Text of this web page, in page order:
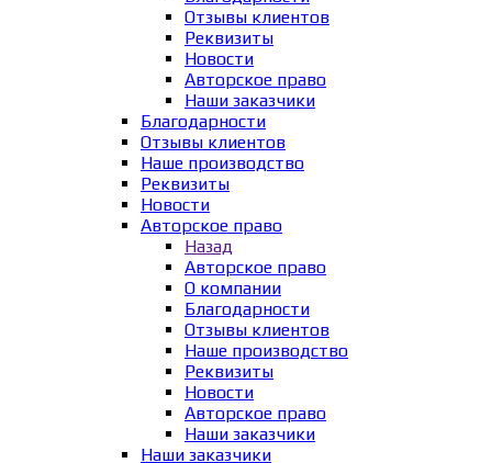
Отзывы клиентов
Реквизиты
Новости
Авторское право
Наши заказчики
Благодарности
Отзывы клиентов
Наше производство
Реквизиты
Новости
Авторское право
Назад
Авторское право
О компании
Благодарности
Отзывы клиентов
Наше производство
Реквизиты
Новости
Авторское право
Наши заказчики
Наши заказчики